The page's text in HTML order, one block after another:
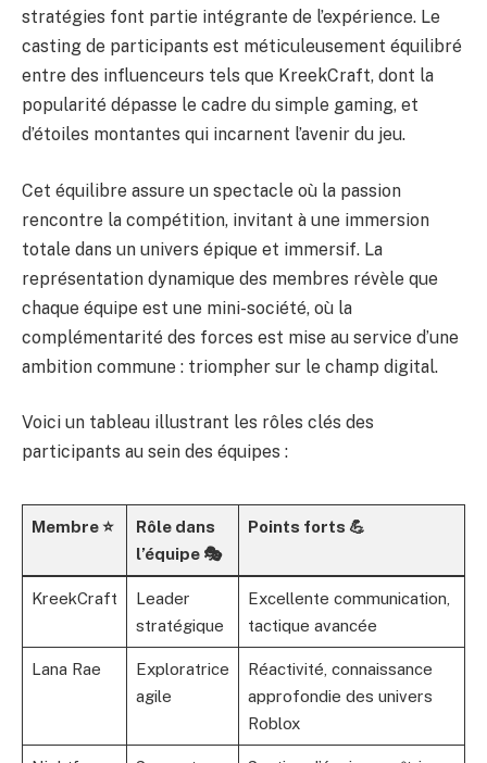
stratégies font partie intégrante de l’expérience. Le
casting de participants est méticuleusement équilibré
entre des influenceurs tels que KreekCraft, dont la
popularité dépasse le cadre du simple gaming, et
d’étoiles montantes qui incarnent l’avenir du jeu.
Cet équilibre assure un spectacle où la passion
rencontre la compétition, invitant à une immersion
totale dans un univers épique et immersif. La
représentation dynamique des membres révèle que
chaque équipe est une mini-société, où la
complémentarité des forces est mise au service d’une
ambition commune : triompher sur le champ digital.
Voici un tableau illustrant les rôles clés des
participants au sein des équipes :
Membre ⭐
Rôle dans
l’équipe 🎭
Points forts 💪
KreekCraft
Leader
stratégique
Excellente communication,
tactique avancée
Lana Rae
Exploratrice
agile
Réactivité, connaissance
approfondie des univers
Roblox